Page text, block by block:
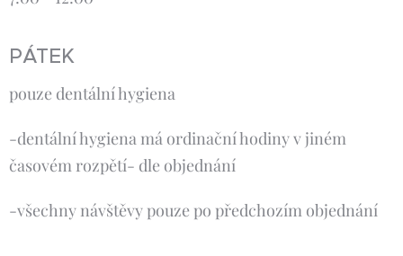
PÁTEK
pouze dentální hygiena
-dentální hygiena má ordinační hodiny v jiném
časovém rozpětí- dle objednání
-všechny návštěvy pouze po předchozím objednání